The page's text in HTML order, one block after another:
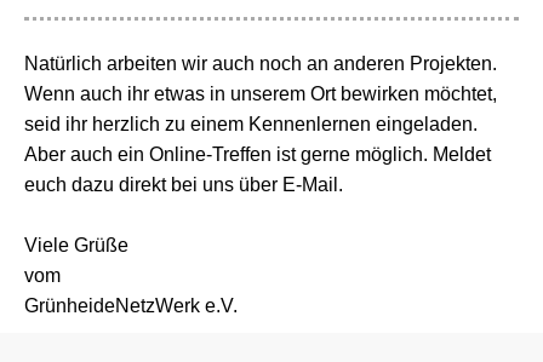
Natürlich arbeiten wir auch noch an anderen Projekten.
Wenn auch ihr etwas in unserem Ort bewirken möchtet,
seid ihr herzlich zu einem Kennenlernen eingeladen.
Aber auch ein Online-Treffen ist gerne möglich. Meldet
euch dazu direkt bei uns über E-Mail.
Viele Grüße
vom
GrünheideNetzWerk e.V.